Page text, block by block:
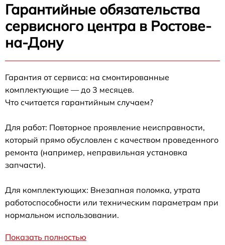
Гарантийные обязательства
сервисного центра в Ростове-
на-Дону
Гарантия от сервиса: на смонтированные
комплектующие — до 3 месяцев.
Что считается гарантийным случаем?
Для работ: Повторное проявление неисправности,
который прямо обусловлен с качеством проведенного
ремонта (например, неправильная установка
запчасти).
Для комплектующих: Внезапная поломка, утрата
работоспособности или техническим параметрам при
нормальном использовании.
Показать полностью